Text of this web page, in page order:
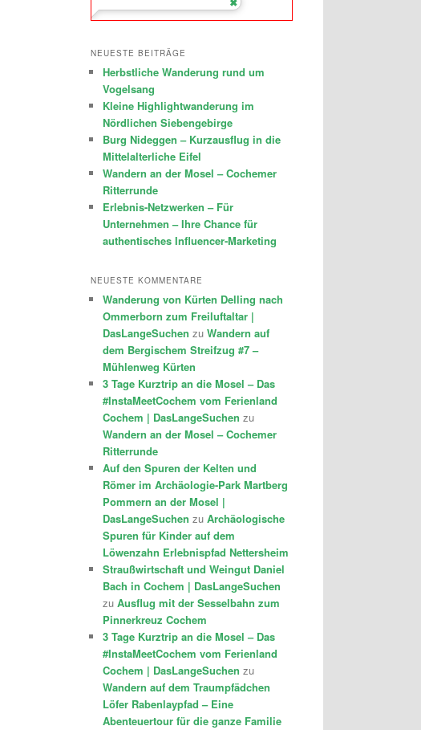
NEUESTE BEITRÄGE
Herbstliche Wanderung rund um
Vogelsang
Kleine Highlightwanderung im
Nördlichen Siebengebirge
Burg Nideggen – Kurzausflug in die
Mittelalterliche Eifel
Wandern an der Mosel – Cochemer
Ritterrunde
Erlebnis-Netzwerken – Für
Unternehmen – Ihre Chance für
authentisches Influencer-Marketing
NEUESTE KOMMENTARE
Wanderung von Kürten Delling nach
Ommerborn zum Freiluftaltar |
DasLangeSuchen zu Wandern auf
dem Bergischem Streifzug #7 –
Mühlenweg Kürten
3 Tage Kurztrip an die Mosel – Das
#InstaMeetCochem vom Ferienland
Cochem | DasLangeSuchen zu
Wandern an der Mosel – Cochemer
Ritterrunde
Auf den Spuren der Kelten und
Römer im Archäologie-Park Martberg
Pommern an der Mosel |
DasLangeSuchen zu Archäologische
Spuren für Kinder auf dem
Löwenzahn Erlebnispfad Nettersheim
Straußwirtschaft und Weingut Daniel
Bach in Cochem | DasLangeSuchen
zu Ausflug mit der Sesselbahn zum
Pinnerkreuz Cochem
3 Tage Kurztrip an die Mosel – Das
#InstaMeetCochem vom Ferienland
Cochem | DasLangeSuchen zu
Wandern auf dem Traumpfädchen
Löfer Rabenlaypfad – Eine
Abenteuertour für die ganze Familie